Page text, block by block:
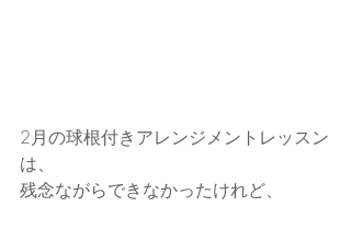
2月の球根付きアレンジメントレッスン
は、
残念ながらできなかったけれど、